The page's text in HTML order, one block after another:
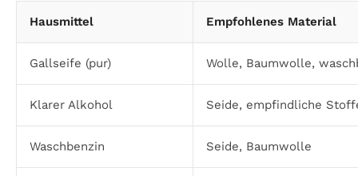
Hausmittel Empfohlenes Material
Gallseife (pur) Wolle, Baumwolle,
Klarer Alkohol Seide, empfindliche
Waschbenzin Seide, Baumwolle